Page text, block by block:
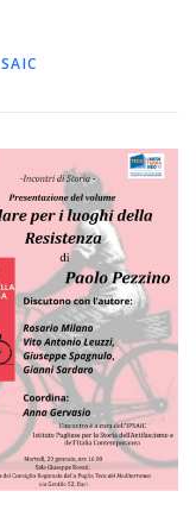
CONTATTI